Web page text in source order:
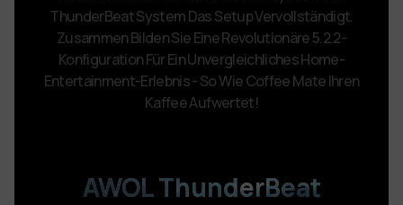
ThunderBeatSystem Das Setup Vervollständigt.
Zusammen Bilden Sie Eine Revolutionäre 5.2.2-
Konfiguration Für EinUnvergleichliches Home-
Entertainment-Erlebnis - So Wie Coffee Mate Ihren
Kaffee Aufwertet!
AWOL ThunderBeat